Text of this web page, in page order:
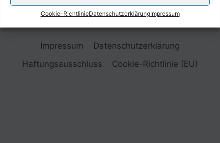
Cookie-RichtlinieDatenschutzerklärungImpressum
Impressum
Datenschutzerklärung
Haftungsausschluss
Cookie-Richtlinie (EU)